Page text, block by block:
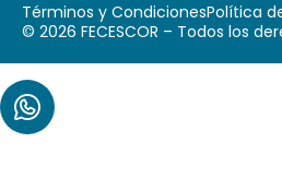
© 2026 FECESCOR – Todos los
Términos y CondicionesPolítica